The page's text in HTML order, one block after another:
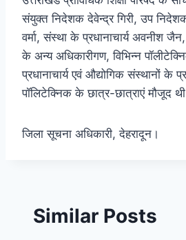
संयुक्त निदेशक देवेन्द्र गिरी, उप
वर्मा, संस्था के प्रधानाचार्य अवनीश
के अन्य अधिकारीगण, विभिन्न
प्रधानाचार्य एवं औद्योगिक संस्थानों के
पॉलिटेक्निक के छात्र-छात्राएं मौजूद
जिला सूचना अधिकारी, देहरादून।
Similar Posts